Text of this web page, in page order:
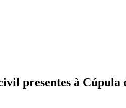
presentes à Cúpula